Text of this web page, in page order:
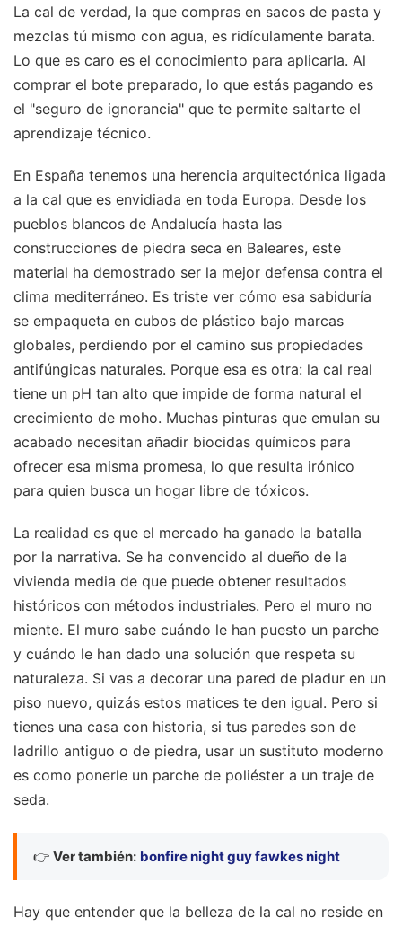
La cal de verdad, la que compras en sacos de pasta y
mezclas tú mismo con agua, es ridículamente barata.
Lo que es caro es el conocimiento para aplicarla. Al
comprar el bote preparado, lo que estás pagando es
el "seguro de ignorancia" que te permite saltarte el
aprendizaje técnico.
En España tenemos una herencia arquitectónica ligada
a la cal que es envidiada en toda Europa. Desde los
pueblos blancos de Andalucía hasta las
construcciones de piedra seca en Baleares, este
material ha demostrado ser la mejor defensa contra el
clima mediterráneo. Es triste ver cómo esa sabiduría
se empaqueta en cubos de plástico bajo marcas
globales, perdiendo por el camino sus propiedades
antifúngicas naturales. Porque esa es otra: la cal real
tiene un pH tan alto que impide de forma natural el
crecimiento de moho. Muchas pinturas que emulan su
acabado necesitan añadir biocidas químicos para
ofrecer esa misma promesa, lo que resulta irónico
para quien busca un hogar libre de tóxicos.
La realidad es que el mercado ha ganado la batalla
por la narrativa. Se ha convencido al dueño de la
vivienda media de que puede obtener resultados
históricos con métodos industriales. Pero el muro no
miente. El muro sabe cuándo le han puesto un parche
y cuándo le han dado una solución que respeta su
naturaleza. Si vas a decorar una pared de pladur en un
piso nuevo, quizás estos matices te den igual. Pero si
tienes una casa con historia, si tus paredes son de
ladrillo antiguo o de piedra, usar un sustituto moderno
es como ponerle un parche de poliéster a un traje de
seda.
👉 Ver también: bonfire night guy fawkes night
Hay que entender que la belleza de la cal no reside en